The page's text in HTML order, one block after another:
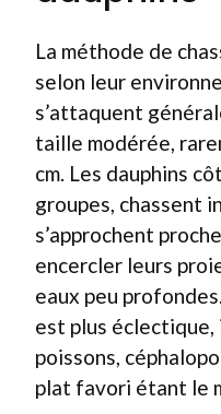
La méthode de
selon leur
s’attaquent
taille modérée,
cm. Les dauphins
groupes, chassent
s’approchent
encercler leurs
eaux peu
est plus
poissons,
plat favori étant le